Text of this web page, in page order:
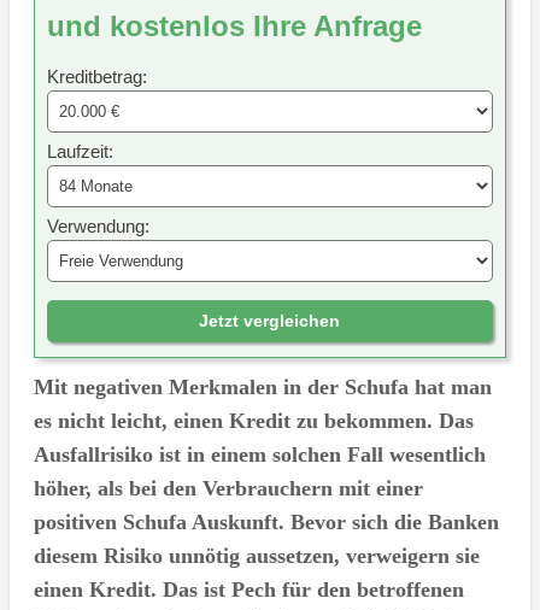
und kostenlos Ihre Anfrage
Kreditbetrag:
Laufzeit:
Verwendung:
Jetzt vergleichen
Mit negativen Merkmalen in der Schufa hat man
es nicht leicht, einen Kredit zu bekommen. Das
Ausfallrisiko ist in einem solchen Fall wesentlich
höher, als bei den Verbrauchern mit einer
positiven Schufa Auskunft. Bevor sich die Banken
diesem Risiko unnötig aussetzen, verweigern sie
einen Kredit. Das ist Pech für den betroffenen